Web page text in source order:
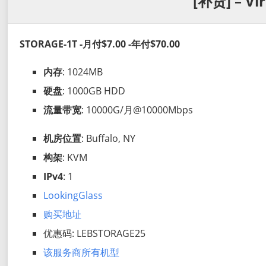
STORAGE-1T -月付$7.00 -年付$70.00
内存: 1024MB
硬盘: 1000GB HDD
流量带宽: 10000G/月@10000Mbps
机房位置: Buffalo, NY
构架: KVM
IPv4: 1
LookingGlass
购买地址
优惠码: LEBSTORAGE25
该服务商所有机型